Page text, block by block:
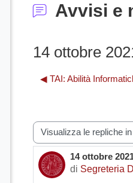
Avvisi e
14 ottobre
◀︎ TAI: Abilità
Modalità
14 ottobre
di Segreteria
Numero di